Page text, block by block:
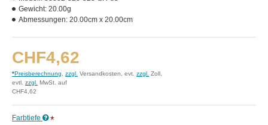
CHF4,62
*Preisberechnung zzgl. Versandkosten, evt. zzgl. Zoll,
evtl. zzgl. MwSt. auf
CHF4,62
Gewicht: 20.00g
Abmessungen: 20.00cm x 20.00cm
Farbtiefe